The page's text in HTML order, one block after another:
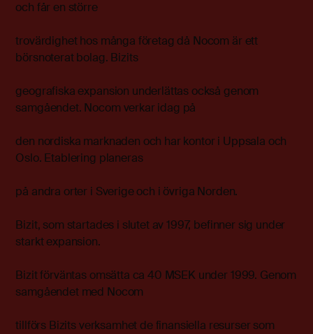
och får en större
trovärdighet hos många företag då Nocom är ett
börsnoterat bolag. Bizits
geografiska expansion underlättas också genom
samgåendet. Nocom verkar idag på
den nordiska marknaden och har kontor i Uppsala och
Oslo. Etablering planeras
på andra orter i Sverige och i övriga Norden.
Bizit, som startades i slutet av 1997, befinner sig under
starkt expansion.
Bizit förväntas omsätta ca 40 MSEK under 1999. Genom
samgåendet med Nocom
tillförs Bizits verksamhet de finansiella resurser som